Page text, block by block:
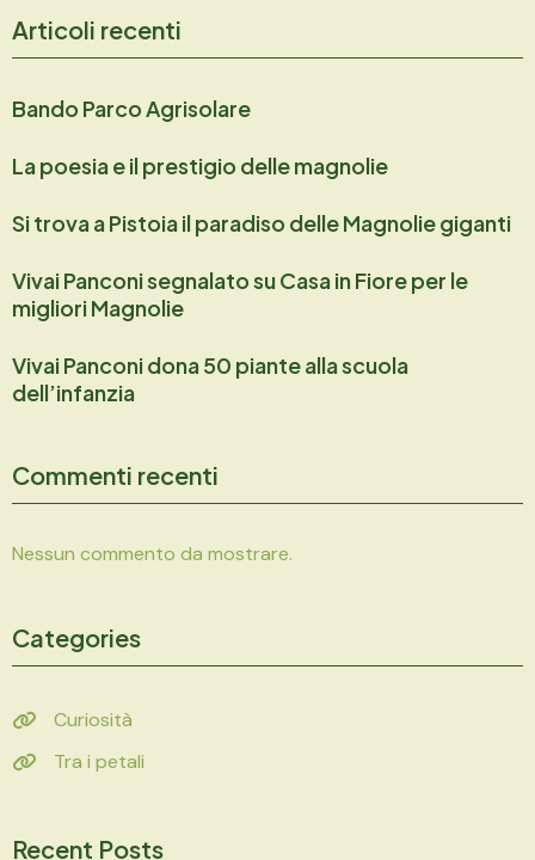
Articoli recenti
Bando Parco Agrisolare
La poesia e il prestigio delle magnolie
Si trova a Pistoia il paradiso delle Magnolie giganti
Vivai Panconi segnalato su Casa in Fiore per le
migliori Magnolie
Vivai Panconi dona 50 piante alla scuola
dell’infanzia
Commenti recenti
Nessun commento da mostrare.
Categories
Curiosità
Tra i petali
Recent Posts